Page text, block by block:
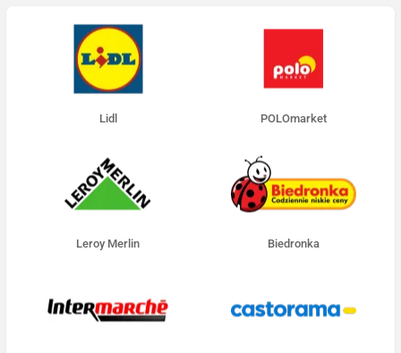
Lidl POLOmarket
Leroy Merlin Biedronka